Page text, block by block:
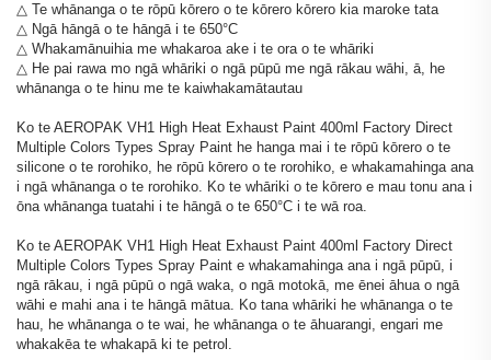
△ Te whānanga o te rōpū kōrero o te kōrero kōrero kia maroke tata
△ Ngā hāngā o te hāngā i te 650°C
△ Whakamānuihia me whakaroa ake i te ora o te whāriki
△ He pai rawa mo ngā whāriki o ngā pūpū me ngā rākau wāhi, ā, he
whānanga o te hinu me te kaiwhakamātautau
Ko te AEROPAK VH1 High Heat Exhaust Paint 400ml Factory Direct
Multiple Colors Types Spray Paint he hanga mai i te rōpū kōrero o te
silicone o te rorohiko, he rōpū kōrero o te rorohiko, e whakamahinga ana
i ngā whānanga o te rorohiko. Ko te whāriki o te kōrero e mau tonu ana i
ōna whānanga tuatahi i te hāngā o te 650°C i te wā roa.
Ko te AEROPAK VH1 High Heat Exhaust Paint 400ml Factory Direct
Multiple Colors Types Spray Paint e whakamahinga ana i ngā pūpū, i
ngā rākau, i ngā pūpū o ngā waka, o ngā motokā, me ēnei āhua o ngā
wāhi e mahi ana i te hāngā mātua. Ko tana whāriki he whānanga o te
hau, he whānanga o te wai, he whānanga o te āhuarangi, engari me
whakakēa te whakapā ki te petrol.